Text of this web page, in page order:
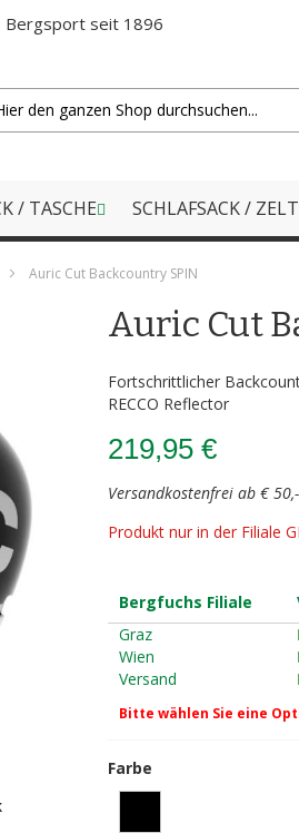
Bergsport seit 1896
/ TASCHE SCHLAFSACK / ZELT
Auric Cut Backcountry SPIN
Auric Cut
Fortschrittlicher
RECCO Reflector
219,95 €
Versandkostenfrei ab €
Produkt nur in der Filiale
Bergfuchs Filiale
Graz
Wien
Versand
Bitte wählen Sie eine
Farbe